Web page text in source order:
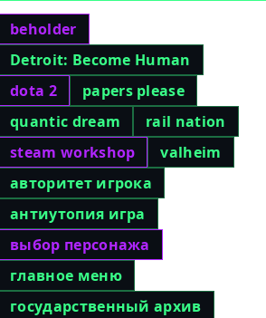
beholder
Detroit: Become Human
dota 2
papers please
quantic dream
rail nation
steam workshop
valheim
авторитет игрока
антиутопия игра
выбор персонажа
главное меню
государственный архив